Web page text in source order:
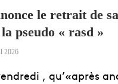
le retrait de sa
pseudo « rasd »
2026
, qu’«après